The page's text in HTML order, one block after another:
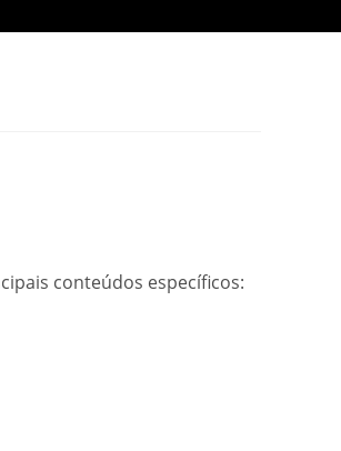
conteúdos específicos: